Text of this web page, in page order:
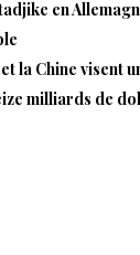
en
la Chine visent
milliards de